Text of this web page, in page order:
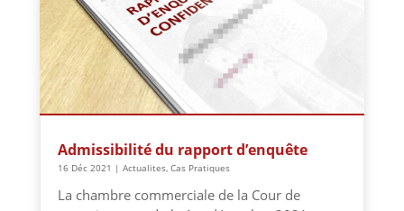
Admissibilité du rapport d’enquête
16 Déc 2021 | Actualites, Cas Pratiques
La chambre commerciale de la Cour de